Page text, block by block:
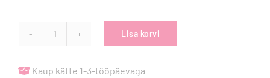
D.D.Step
sandaalid
Lisa korvi
Kaup kätte 1-3-tööpäevaga